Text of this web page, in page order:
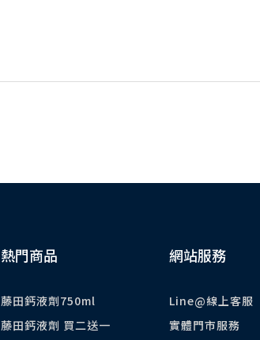
熱門商品
藤田鈣液劑750ml
藤田鈣液劑 買二送一
網站服務
Line@線上客服
實體門市服務